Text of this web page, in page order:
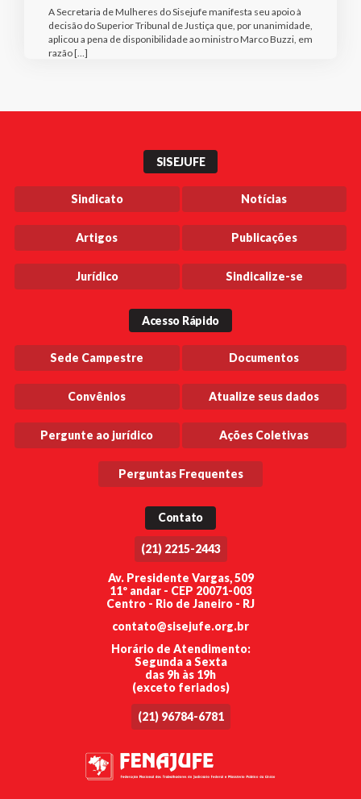
A Secretaria de Mulheres do Sisejufe manifesta seu apoio à
decisão do Superior Tribunal de Justiça que, por unanimidade,
aplicou a pena de disponibilidade ao ministro Marco Buzzi, em
razão […]
SISEJUFE
Sindicato Notícias
Artigos Publicações
Jurídico Sindicalize-se
Acesso Rápido
Sede Campestre Documentos
Convênios Atualize seus dados
Pergunte ao jurídico Ações Coletivas
Perguntas Frequentes
Contato
(21) 2215-2443
Av. Presidente Vargas, 509
11º andar - CEP 20071-003
Centro - Rio de Janeiro - RJ
contato@sisejufe.org.br
Horário de Atendimento:
Segunda a Sexta
das 9h às 19h
(exceto feriados)
(21) 96784-6781